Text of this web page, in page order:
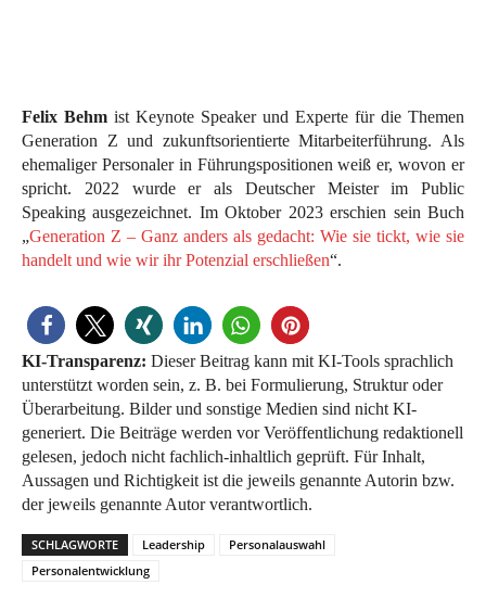
Felix Behm ist Keynote Speaker und Experte für die Themen
Generation Z und zukunftsorientierte Mitarbeiterführung. Als
ehemaliger Personaler in Führungspositionen weiß er, wovon er
spricht. 2022 wurde er als Deutscher Meister im Public
Speaking ausgezeichnet. Im Oktober 2023 erschien sein Buch
„Generation Z – Ganz anders als gedacht: Wie sie tickt, wie sie
handelt und wie wir ihr Potenzial erschließen“.
KI-Transparenz: Dieser Beitrag kann mit KI-Tools sprachlich
unterstützt worden sein, z. B. bei Formulierung, Struktur oder
Überarbeitung. Bilder und sonstige Medien sind nicht KI-
generiert. Die Beiträge werden vor Veröffentlichung redaktionell
gelesen, jedoch nicht fachlich-inhaltlich geprüft. Für Inhalt,
Aussagen und Richtigkeit ist die jeweils genannte Autorin bzw.
der jeweils genannte Autor verantwortlich.
SCHLAGWORTE Leadership
Personalauswahl
Personalentwicklung